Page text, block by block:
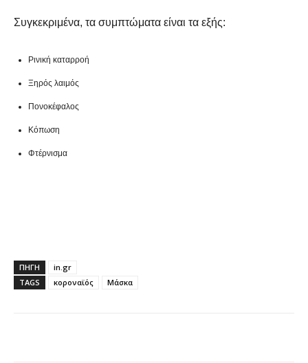
Συγκεκριμένα, τα συμπτώματα είναι τα εξής:
Ρινική καταρροή
Ξηρός λαιμός
Πονοκέφαλος
Κόπωση
Φτέρνισμα
ΠΗΓΗ
in.gr
TAGS
κοροναϊός Μάσκα